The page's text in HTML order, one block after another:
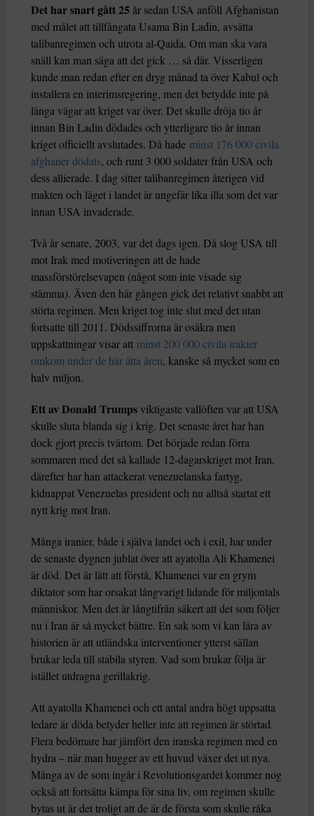
Det har snart gått 25år sedan USA anföll Afghanistan
med målet att tillfångata Usama Bin Ladin, avsätta
talibanregimen och utrota al-Qaida. Om man ska vara
snäll kan man säga att det gick … så där. Visserligen
kunde man redan efter en dryg månad ta över Kabul och
installera en interimsregering, men det betydde inte på
långa vägar att kriget var över. Det skulle dröja tio år
innan Bin Ladin dödades och ytterligare tio år innan
kriget officiellt avslutades. Då hade minst 176 000 civila
afghaner dödats, och runt 3 000 soldater från USA och
dess allierade. I dag sitter talibanregimen återigen vid
makten och läget i landet är ungefär lika illa som det var
innan USA invaderade.
Två år senare, 2003, var det dags igen. Då slog USA till
mot Irak med motiveringen att de hade
massförstörelsevapen (något som inte visade sig
stämma). Även den här gången gick det relativt snabbt att
störta regimen. Men kriget tog inte slut med det utan
fortsatte till 2011. Dödssiffrorna är osäkra men
uppskattningar visar att minst 200 000 civila irakier
omkom under de här åtta åren, kanske så mycket som en
halv miljon.
Ett av Donald Trumps viktigaste vallöften var att USA
skulle sluta blanda sig i krig. Det senaste året har han
dock gjort precis tvärtom. Det började redan förra
sommaren med det så kallade 12-dagarskriget mot Iran,
därefter har han attackerat venezuelanska fartyg,
kidnappat Venezuelas president och nu alltså startat ett
nytt krig mot Iran.
Många iranier, både i själva landet och i exil, har under
de senaste dygnen jublat över att ayatolla Ali Khamenei
är död. Det är lätt att förstå, Khamenei var en grym
diktator som har orsakat långvarigt lidande för miljontals
människor. Men det är långtifrån säkert att det som följer
nu i Iran är så mycket bättre. En sak som vi kan lära av
historien är att utländska interventioner ytterst sällan
brukar leda till stabila styren. Vad som brukar följa är
istället utdragna gerillakrig.
Att ayatolla Khamenei och ett antal andra högt uppsatta
ledare är döda betyder heller inte att regimen är störtad.
Flera bedömare har jämfört den iranska regimen med en
hydra – när man hugger av ett huvud växer det ut nya.
Många av de som ingår i Revolutionsgardet kommer nog
också att fortsätta kämpa för sina liv, om regimen skulle
bytas ut är det troligt att de är de första som skulle råka